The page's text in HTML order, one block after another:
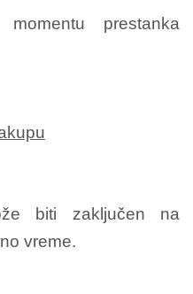
prestanka
biti zaključen na
vreme.